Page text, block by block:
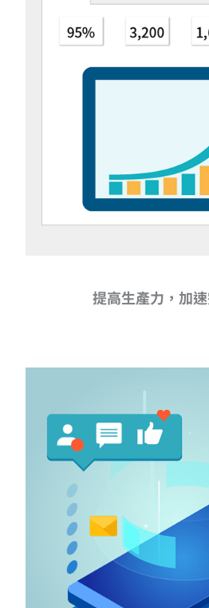
提高生產力，加